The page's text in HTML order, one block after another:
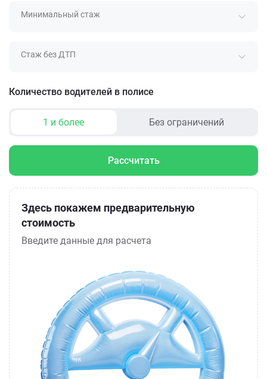
Минимальный стаж
Стаж без ДТП
Количество водителей в полисе
1 и более Без ограничений
Рассчитать
Здесь покажем предварительную
стоимость
Введите данные для расчета